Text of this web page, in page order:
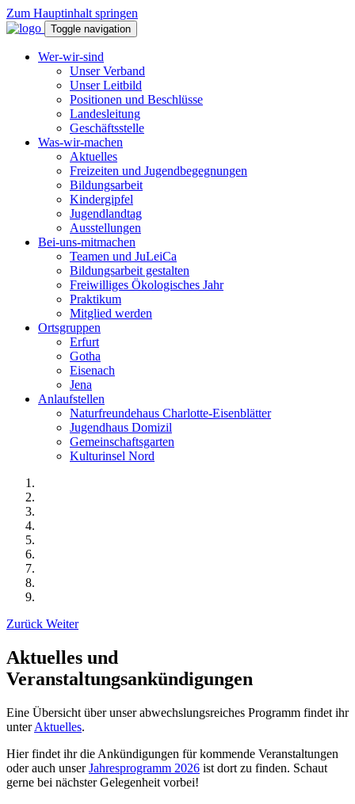
Zum Hauptinhalt springen
Toggle navigation
Wer-wir-sind
Unser Verband
Unser Leitbild
Positionen und Beschlüsse
Landesleitung
Geschäftsstelle
Was-wir-machen
Aktuelles
Freizeiten und Jugendbegegnungen
Bildungsarbeit
Kindergipfel
Jugendlandtag
Ausstellungen
Bei-uns-mitmachen
Teamen und JuLeiCa
Bildungsarbeit gestalten
Freiwilliges Ökologisches Jahr
Praktikum
Mitglied werden
Ortsgruppen
Erfurt
Gotha
Eisenach
Jena
Anlaufstellen
Naturfreundehaus Charlotte-Eisenblätter
Jugendhaus Domizil
Gemeinschaftsgarten
Kulturinsel Nord
Zurück Weiter
Aktuelles und
Veranstaltungsankündigungen
Eine Übersicht über unser abwechslungsreiches Programm findet ihr
unterAktuelles.
Hier findet ihr die Ankündigungen für kommende Veranstaltungen
oder auch unserJahresprogramm 2026 ist dort zu finden. Schaut
gerne bei nächster Gelegenheit vorbei!